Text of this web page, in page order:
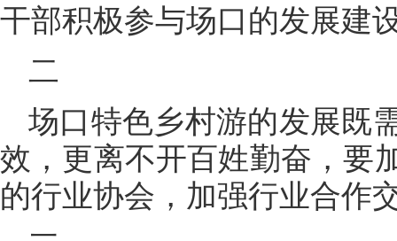
干部积极参与场口的发展建
二
场口特色乡村游的发展既
效，更离不开百姓勤奋，要
的行业协会，加强行业合作